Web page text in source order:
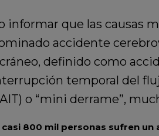
informar que las causas
accidente
definido como
temporal del
o “mini derrame”,
casi 800 mil personas sufren